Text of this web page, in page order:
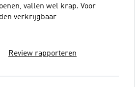
vallen wel krap. Voor
verkrijgbaar
Review rapporteren